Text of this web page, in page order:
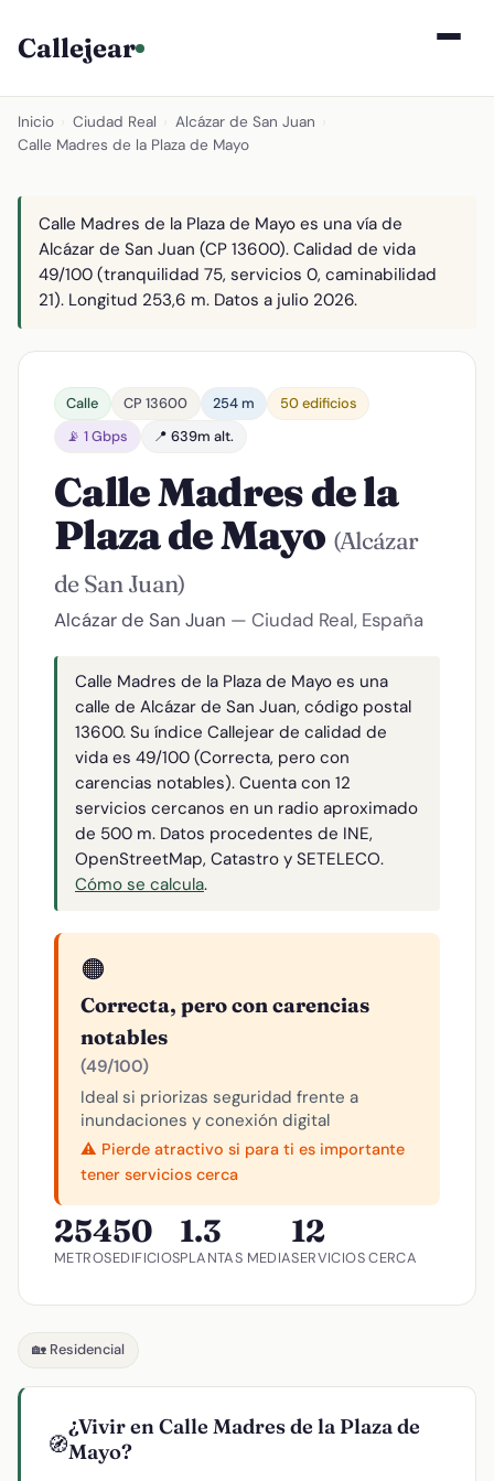
Callejear
Inicio Ciudad Real Alcázar de San Juan
Calle Madres de la Plaza de Mayo
Calle Madres de la Plaza de Mayo es una vía de
Alcázar de San Juan (CP 13600). Calidad de vida
49/100 (tranquilidad 75, servicios 0, caminabilidad
21). Longitud 253,6 m. Datos a julio 2026.
Calle CP 13600 254 m
50 edificios
📡 1 Gbps
📍 639m alt.
Calle Madres de la
Plaza de Mayo (Alcázar
de San Juan)
Alcázar de San Juan — Ciudad Real, España
Calle Madres de la Plaza de Mayo es una
calle de Alcázar de San Juan, código postal
13600. Su índice Callejear de calidad de
vida es 49/100 (Correcta, pero con
carencias notables). Cuenta con 12
servicios cercanos en un radio aproximado
de 500 m. Datos procedentes de INE,
OpenStreetMap, Catastro y SETELECO.
Cómo se calcula.
🟠
Correcta, pero con carencias
notables
(49/100)
Ideal si priorizas seguridad frente a
inundaciones y conexión digital
⚠️ Pierde atractivo si para ti es importante
tener servicios cerca
254
METROS
50
EDIFICIOS
1.3
PLANTAS MEDIA
12
SERVICIOS CERCA
🏡 Residencial
🧭
¿Vivir en Calle Madres de la Plaza de
Mayo?